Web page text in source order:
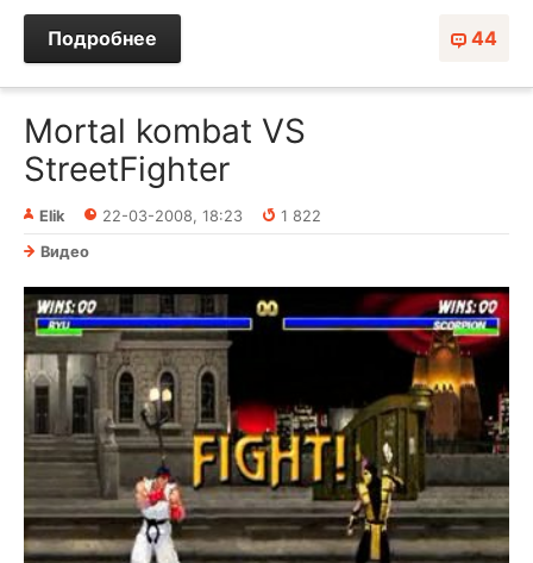
44
Подробнее
Mortal kombat VS
StreetFighter
Elik 22-03-2008, 18:23
1 822
Видео